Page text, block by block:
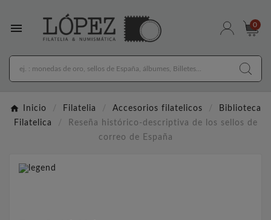
 0
Inicio Filatelia Accesorios filatelicos
Biblioteca
Filatelica
Reseña histórico-descriptiva de los sellos de
correo de España